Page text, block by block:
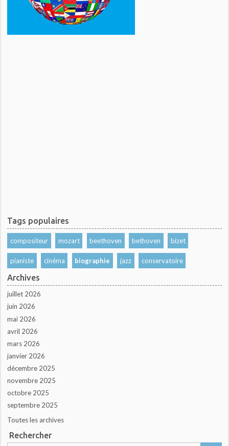
Tags populaires
compositeur mozart beethoven bethoven bizet
pianiste cinéma biographie jazz conservatoire
Archives
juillet 2026
juin 2026
mai 2026
avril 2026
mars 2026
janvier 2026
décembre 2025
novembre 2025
octobre 2025
septembre 2025
Toutes les archives
Rechercher